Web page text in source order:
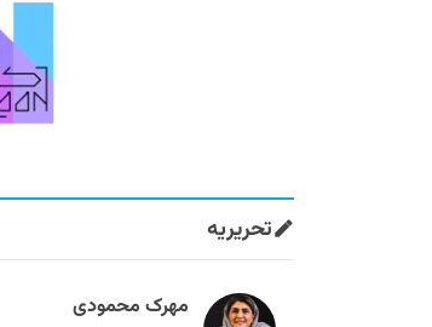
تحریریه
مهرک محمودی